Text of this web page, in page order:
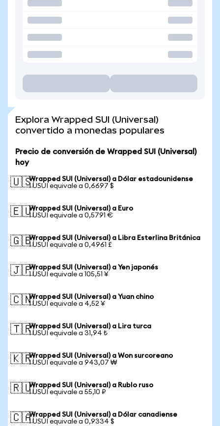
Explora Wrapped SUI (Universal)
convertido a monedas populares
Precio de conversión de Wrapped SUI (Universal)
hoy
🇺🇸Wrapped SUI (Universal) a Dólar estadounidense
1 USUI equivale a 0,6697 $
🇪🇺Wrapped SUI (Universal) a Euro
1 USUI equivale a 0,5791 €
🇬🇧Wrapped SUI (Universal) a Libra Esterlina Británica
1 USUI equivale a 0,4961 £
🇯🇵Wrapped SUI (Universal) a Yen japonés
1 USUI equivale a 105,51 ¥
🇨🇳Wrapped SUI (Universal) a Yuan chino
1 USUI equivale a 4,52 ¥
🇹🇷Wrapped SUI (Universal) a Lira turca
1 USUI equivale a 31,94 ₺
🇰🇷Wrapped SUI (Universal) a Won surcoreano
1 USUI equivale a 943,07 ₩
🇷🇺Wrapped SUI (Universal) a Rublo ruso
1 USUI equivale a 55,10 ₽
🇨🇦Wrapped SUI (Universal) a Dólar canadiense
1 USUI equivale a 0,9334 $